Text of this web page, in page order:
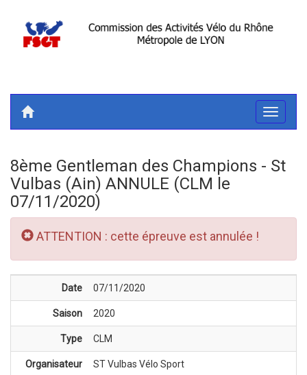
Toggle
8ème Gentleman des Champions - St
Vulbas (Ain) ANNULE (CLM le
07/11/2020)
ATTENTION : cette épreuve est annulée !
Date 07/11/2020
Saison 2020
Type CLM
Organisateur ST Vulbas Vélo Sport